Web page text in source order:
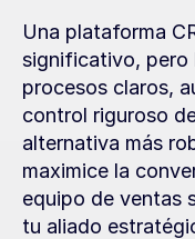
Una plataforma
significativo, pero
procesos claros,
control riguroso
alternativa más
maximice la
equipo de ventas
tu aliado